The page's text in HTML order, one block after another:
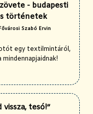
- budapesti
történetek
Szabó Ervin
egy textilmintáról,
mindennapjaidnak!
vissza, tesó!”